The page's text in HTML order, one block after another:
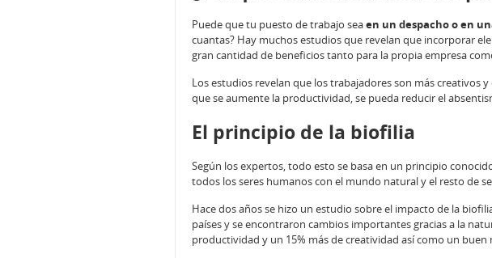
Puede que tu puesto de trabajo seaen un despacho o en
cuantas? Hay muchos estudios que revelan que incorporar
gran cantidad de beneficios tanto para la propia empresa
Los estudios revelan que los trabajadores son más creativos
que se aumente la productividad, se pueda reducir el
El principio de la biofilia
Según los expertos, todo esto se basa en un principio
todos los seres humanos con el mundo natural y el resto de
Hace dos años se hizo un estudio sobre el impacto de la
países y se encontraron cambios importantes gracias a la
productividad y un 15% más de creatividad así como un buen